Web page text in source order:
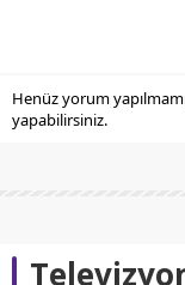
Henüz yorum
yapabilirsiniz.